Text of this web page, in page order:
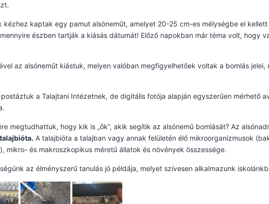
kézhez kaptak egy pamut alsóneműt, amelyet 20-25 cm-es mélységbe el kellett
észben tartják a kiásás dátumát! Előző napokban már téma volt, hogy
az alsóneműt kiástuk, melyen valóban megfigyelhetőek voltak a bomlás jelei,
a Talajtani Intézetnek, de digitális fotója alapján egyszerűen mérhető
megtudhattuk, hogy kik is „ők”, akik segítik az alsónemű bomlását? Az
talajbióta. A talajbióta a talajban vagy annak felületén élő mikroorganizmusok
mikro- és makroszkopikus méretű állatok és növények összessége.
az élményszerű tanulás jó példája, melyet szívesen alkalmazunk